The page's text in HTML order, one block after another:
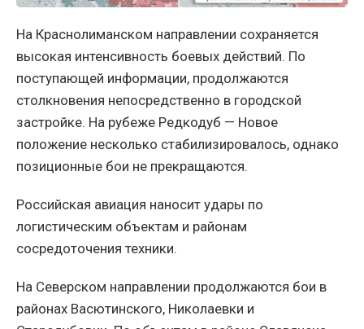
На Краснолиманском направлении сохраняется
высокая интенсивность боевых действий. По
поступающей информации, продолжаются
столкновения непосредственно в городской
застройке. На рубеже Редкодуб — Новое
положение несколько стабилизировалось, однако
позиционные бои не прекращаются.
Российская авиация наносит удары по
логистическим объектам и районам
сосредоточения техники.
На Северском направлении продолжаются бои в
районах Васютинского, Николаевки и